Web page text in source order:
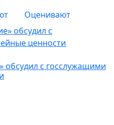
Оценивают
обсудил с госслужащими